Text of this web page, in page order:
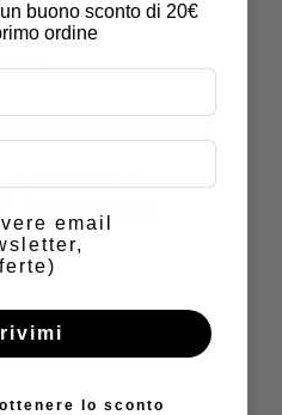
o richieste
buono sconto di 20€
ordine
email
lo sconto